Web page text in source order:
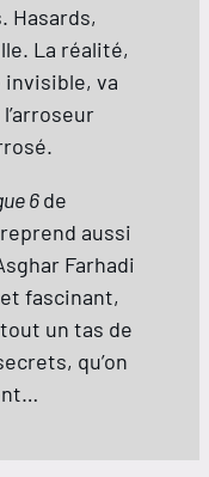
Hasards,
La réalité,
invisible, va
6de
aussi
Farhadi
fascinant,
un tas de
qu’on